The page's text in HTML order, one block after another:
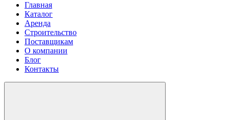
Главная
Каталог
Аренда
Строительство
Поставщикам
О компании
Блог
Контакты